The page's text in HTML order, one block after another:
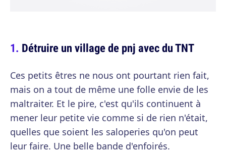
Détruire un village de pnj avec du TNT
Ces petits êtres ne nous ont pourtant rien fait,
mais on a tout de même une folle envie de les
maltraiter. Et le pire, c'est qu'ils continuent à
mener leur petite vie comme si de rien n'était,
quelles que soient les saloperies qu'on peut
leur faire. Une belle bande d'enfoirés.